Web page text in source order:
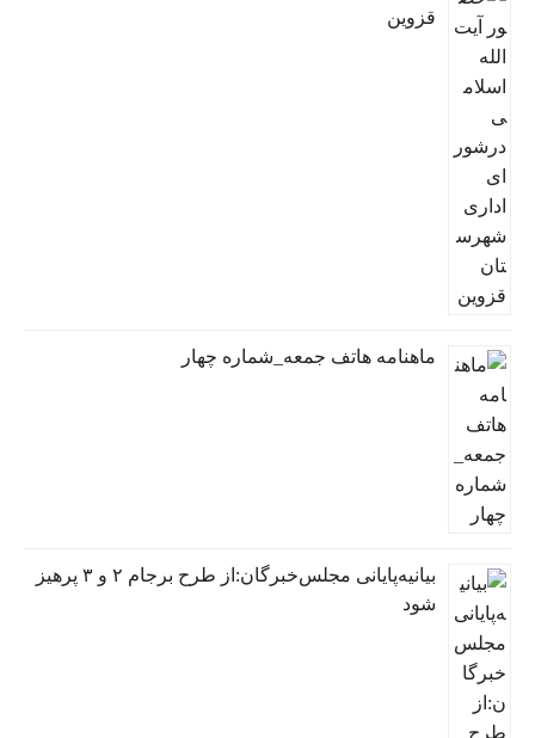
قزوین
ماهنامه هاتف جمعه_شماره چهار
بیانیه‌پایانی مجلس‌خبرگان:از طرح برجام ۲ و ۳ پرهیز
شود